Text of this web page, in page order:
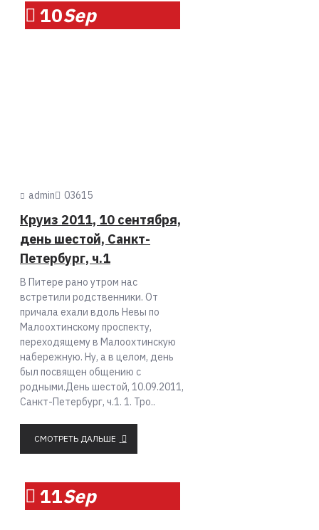
10Sep
admin 03615
Круиз 2011, 10 сентября,
день шестой, Санкт-
Петербург, ч.1
В Питере рано утром нас
встретили родственники. От
причала ехали вдоль Невы по
Малоохтинскому проспекту,
переходящему в Малоохтинскую
набережную. Ну, а в целом, день
был посвящен общению с
родными.День шестой, 10.09.2011,
Санкт-Петербург, ч.1. 1. Тро..
СМОТРЕТЬ ДАЛЬШЕ
11Sep